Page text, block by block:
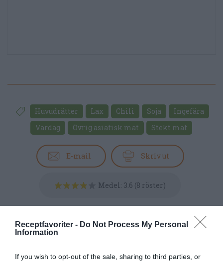
Receptfavoriter - Do Not Process My Personal
Information
If you wish to opt-out of the sale, sharing to third parties, or
Huvudrätter Lax Chili Soja
Ingefära
Vardag
Övrig asiatisk mat Stekt mat
E-mail Skriv ut
Medel: 3.6 (8 röster)
476 kcal